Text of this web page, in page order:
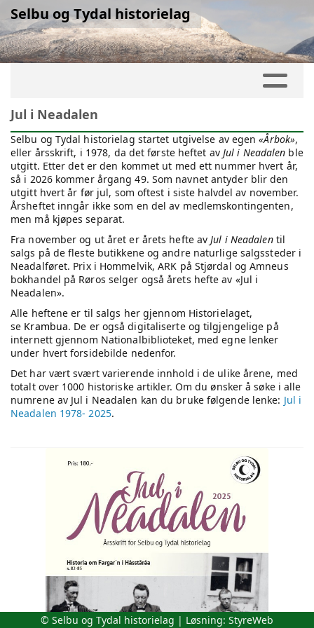
Selbu og Tydal historielag
Jul i Neadalen
Selbu og Tydal historielag startet utgivelse av egen «Årbok»,
eller årsskrift, i 1978, da det første heftet av Jul i Neadalen ble
utgitt. Etter det er den kommet ut med ett nummer hvert år,
så i 2026 kommer årgang 49. Som navnet antyder blir den
utgitt hvert år før jul, som oftest i siste halvdel av november.
Årsheftet inngår ikke som en del av medlemskontingenten,
men må kjøpes separat.
Fra november og ut året er årets hefte av Jul i Neadalentil
salgs på de fleste butikkene og andre naturlige salgssteder i
Neadalføret. Prix i Hommelvik, ARK på Stjørdal og Amneus
bokhandel på Røros selger også årets hefte av «Jul i
Neadalen».
Alle heftene er til salgs her gjennom Historielaget,
se Krambua. De er også digitaliserte og tilgjengelige på
internett gjennom Nationalbiblioteket, med egne lenker
under hvert forsidebilde nedenfor.
Det har vært svært varierende innhold i de ulike årene, med
totalt over 1000 historiske artikler. Om du ønsker å søke i alle
numrene av Jul i Neadalen kan du bruke følgende lenke: Jul i
Neadalen 1978- 2025.
© Selbu og Tydal historielag | Løsning: StyreWeb